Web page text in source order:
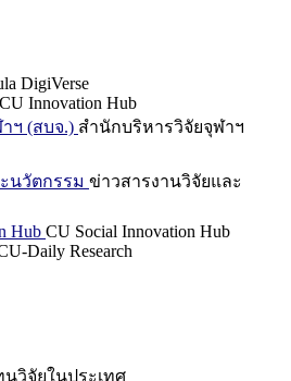
DigiVerse
CU Innovation Hub
ฯ (สบจ.) สำนักบริหารวิจัยจุฬาฯ
นวัตกรรม ข่าวสารงานวิจัยและ
Hub CU Social Innovation Hub
Daily Research
นวิจัยในประเทศ